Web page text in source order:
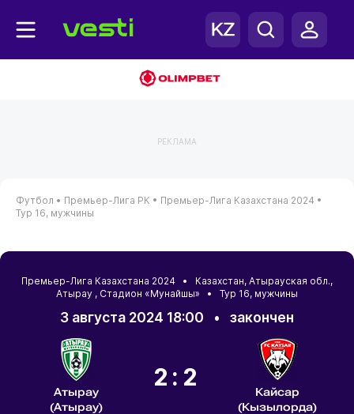
РЕКЛАМА
Футбол • Премьер-Лига РК • Премьер-Лига Казахстана 2024 •
Тур 16, мужчины
Премьер-Лига Казахстана 2024 • Казахстан, Атырауская обл.,
Атырау , Стадион «Мунайшы» • Тур 16, мужчины
3 августа 2024 18:00 • закончен
Атырау
(Атырау)
2:2
Кайсар
(Кызылорда)